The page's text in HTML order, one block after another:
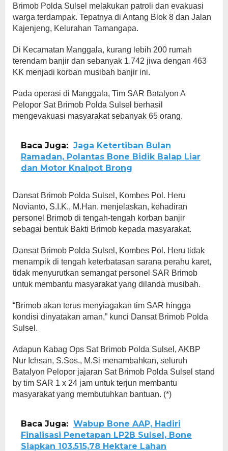
Brimob Polda Sulsel melakukan patroli dan evakuasi
warga terdampak. Tepatnya di Antang Blok 8 dan Jalan
Kajenjeng, Kelurahan Tamangapa.
Di Kecamatan Manggala, kurang lebih 200 rumah
terendam banjir dan sebanyak 1.742 jiwa dengan 463
KK menjadi korban musibah banjir ini.
Pada operasi di Manggala, Tim SAR Batalyon A
Pelopor Sat Brimob Polda Sulsel berhasil
mengevakuasi masyarakat sebanyak 65 orang.
Baca Juga: Jaga Ketertiban Bulan
Ramadan, Polantas Bone Bidik Balap Liar
dan Motor Knalpot Brong
Dansat Brimob Polda Sulsel, Kombes Pol. Heru
Novianto, S.I.K., M.Han. menjelaskan, kehadiran
personel Brimob di tengah-tengah korban banjir
sebagai bentuk Bakti Brimob kepada masyarakat.
Dansat Brimob Polda Sulsel, Kombes Pol. Heru tidak
menampik di tengah keterbatasan sarana perahu karet,
tidak menyurutkan semangat personel SAR Brimob
untuk membantu masyarakat yang dilanda musibah.
“Brimob akan terus menyiagakan tim SAR hingga
kondisi dinyatakan aman,” kunci Dansat Brimob Polda
Sulsel.
Adapun Kabag Ops Sat Brimob Polda Sulsel, AKBP
Nur Ichsan, S.Sos., M.Si menambahkan, seluruh
Batalyon Pelopor jajaran Sat Brimob Polda Sulsel stand
by tim SAR 1 x 24 jam untuk terjun membantu
masyarakat yang membutuhkan bantuan. (*)
Baca Juga: Wabup Bone AAP, Hadiri
Finalisasi Penetapan LP2B Sulsel, Bone
Siapkan 103.515,78 Hektare Lahan